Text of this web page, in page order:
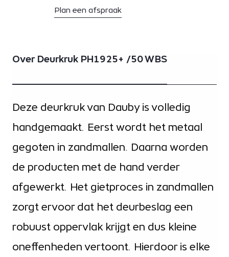
Plan een afspraak
Over Deurkruk PH1925+ /50 WBS
Deze deurkruk van Dauby is volledig
handgemaakt. Eerst wordt het metaal
gegoten in zandmallen. Daarna worden
de producten met de hand verder
afgewerkt. Het gietproces in zandmallen
zorgt ervoor dat het deurbeslag een
robuust oppervlak krijgt en dus kleine
oneffenheden vertoont. Hierdoor is elke